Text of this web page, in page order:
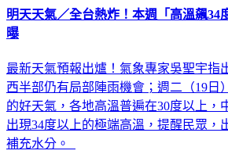
明天天氣／全台熱炸！本週「高溫飆
曝
最新天氣預報出爐！氣象專家吳聖宇指
西半部仍有局部陣雨機會；週二（19日
的好天氣，各地高溫普遍在30度以上，
出現34度以上的極端高溫，提醒民眾，
補充水分。